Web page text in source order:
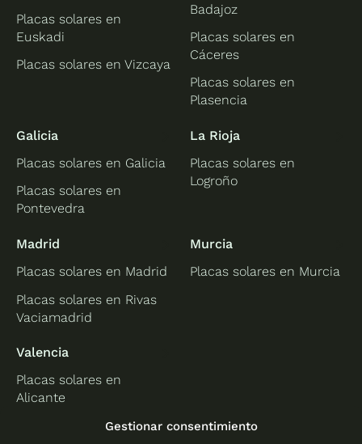
Gestionar consentimiento
Placas solares en
Euskadi
Placas solares en Vizcaya
Badajoz
Placas solares en
Cáceres
Placas solares en
Plasencia
Galicia
Placas solares en Galicia
Placas solares en
Pontevedra
La Rioja
Placas solares en
Logroño
Madrid
Placas solares en Madrid
Placas solares en Rivas
Vaciamadrid
Murcia
Placas solares en Murcia
Valencia
Placas solares en
Alicante
Placas solares en